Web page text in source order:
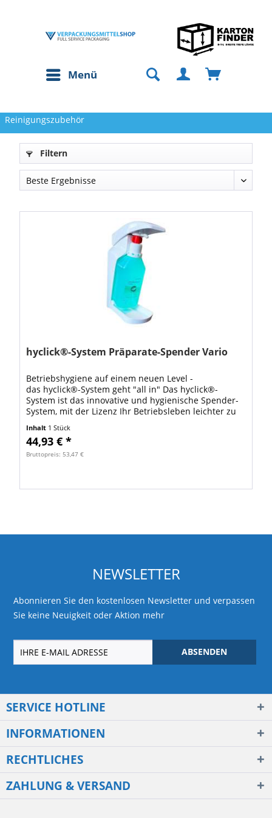
Menü
Reinigungszubehör
Filtern
hyclick®-System Präparate-Spender Vario
Betriebshygiene auf einem neuen Level -
das hyclick®-System geht "all in" Das hyclick®-
System ist das innovative und hygienische Spender-
System, mit der Lizenz Ihr Betriebsleben leichter zu
Inhalt 1 Stück
44,93 € *
Bruttopreis: 53,47 €
NEWSLETTER
Abonnieren Sie den kostenlosen Newsletter und verpassen
Sie keine Neuigkeit oder Aktion mehr
ABSENDEN
SERVICE HOTLINE
INFORMATIONEN
RECHTLICHES
ZAHLUNG & VERSAND